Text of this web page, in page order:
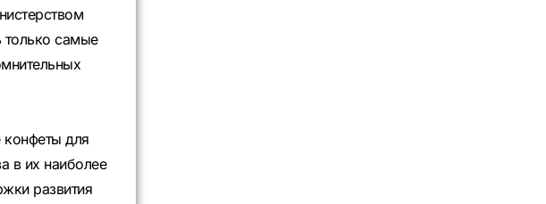
только самые
конфеты для
в их наиболее
развития